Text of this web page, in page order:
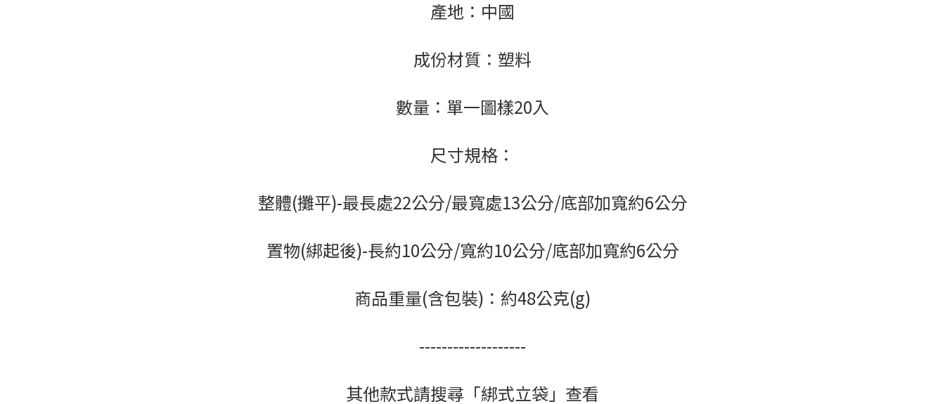
產地：中國
成份材質：塑料
數量：單一圖樣20入
尺寸規格：
整體(攤平)-最長處22公分/最寬處13公分/底部加寬約6公分
置物(綁起後)-長約10公分/寬約10公分/底部加寬約6公分
商品重量(含包裝)：約48公克(g)
-------------------
其他款式請搜尋「綁式立袋」查看